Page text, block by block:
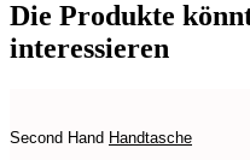
Die Produkte
interessieren
Second Hand Handtasche